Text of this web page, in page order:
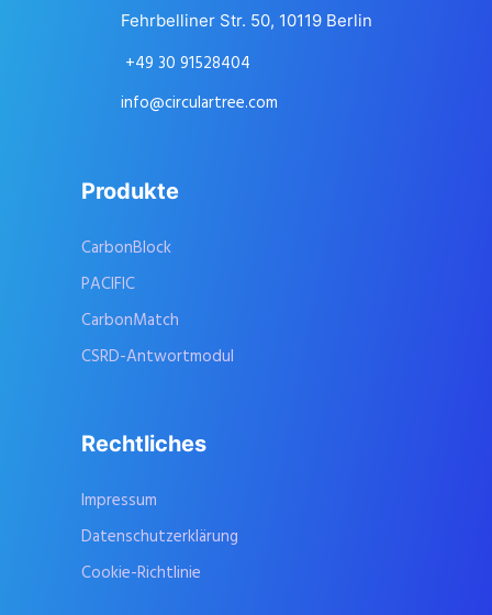
Fehrbelliner Str. 50, 10119 Berlin
+49 30 91528404
info@circulartree.com
Produkte
CarbonBlock
PACIFIC
CarbonMatch
CSRD-Antwortmodul
Rechtliches
Impressum
Datenschutzerklärung
Cookie-Richtlinie